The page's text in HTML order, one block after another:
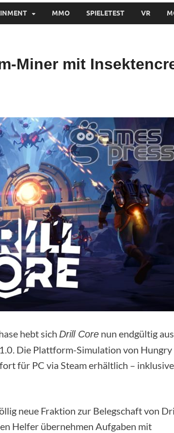
MMO SPIELETEST VR
Miner mit
hebt sich Drill Core nun endgültig aus
Die Plattform-Simulation von Hungry
für PC via Steam erhältlich – inklusive
neue Fraktion zur Belegschaft von
Helfer übernehmen Aufgaben mit